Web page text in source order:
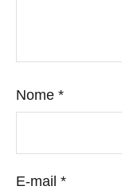
Nome *
E-mail *